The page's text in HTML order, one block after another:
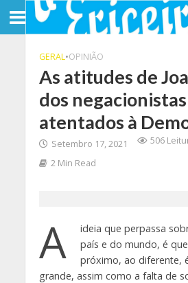
GERAL•OPINIÃO
As atitudes de
dos
atentados à
Setembro 17, 2021
506
2 Min Read
A
ideia que perpassa
país e do mundo, é
próximo, ao diferente,
grande, assim como a falta de